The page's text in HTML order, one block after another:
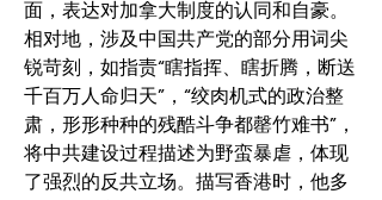
面，表达对加拿大制度的认同和自豪。
相对地，涉及中国共产党的部分用词尖
锐苛刻，如指责“瞎指挥、瞎折腾，断送
千百万人命归天”，“绞肉机式的政治整
肃，形形种种的残酷斗争都罄竹难书”，
将中共建设过程描述为野蛮暴虐，体现
了强烈的反共立场。描写香港时，他多